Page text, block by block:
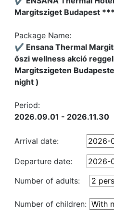
Margitsziget Budapest
Package Name:
✔️ Ensana Thermal
őszi wellness akció
Margitszigeten
night )
Period:
2026.09.01 - 2026.11.30
Arrival date:
Departure date:
Number of adults:
Number of children: